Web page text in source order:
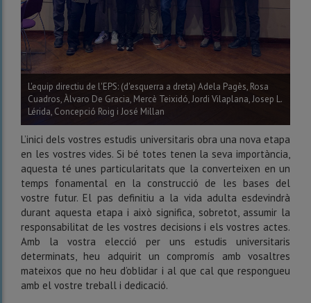
L'equip directiu de l'EPS: (d'esquerra a dreta) Adela Pagès, Rosa
Cuadros, Àlvaro De Gracia, Mercè Teixidó, Jordi Vilaplana, Josep L.
Lérida, Concepció Roig i José Millan
L’inici dels vostres estudis universitaris obra una nova etapa
en les vostres vides. Si bé totes tenen la seva importància,
aquesta té unes particularitats que la converteixen en un
temps fonamental en la construcció de les bases del
vostre futur. El pas definitiu a la vida adulta esdevindrà
durant aquesta etapa i això significa, sobretot, assumir la
responsabilitat de les vostres decisions i els vostres actes.
Amb la vostra elecció per uns estudis universitaris
determinats, heu adquirit un compromís amb vosaltres
mateixos que no heu d’oblidar i al que cal que respongueu
amb el vostre treball i dedicació.